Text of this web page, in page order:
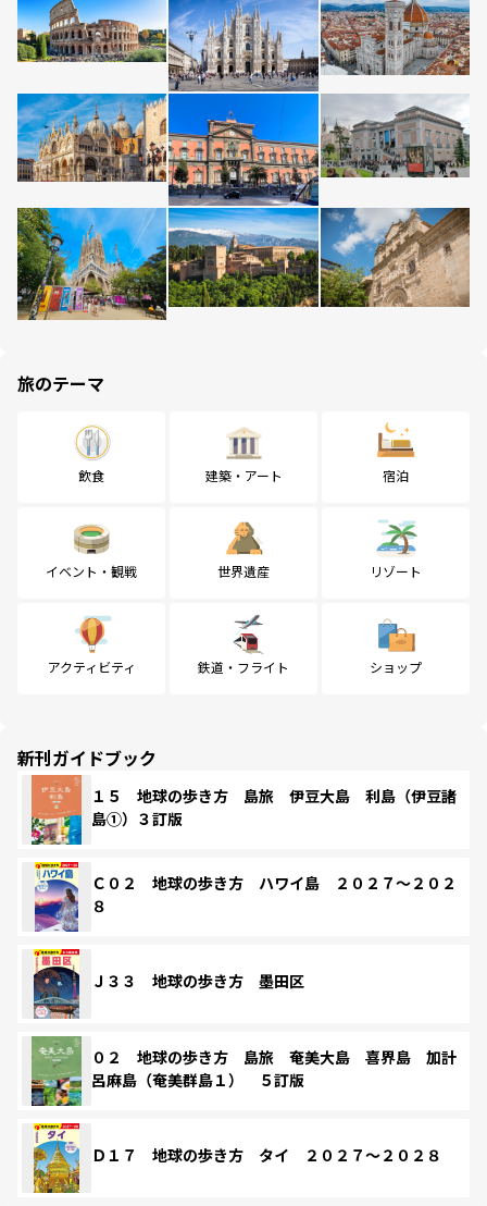
旅のテーマ
飲食 建築・アート 宿泊
イベント・観戦 世界遺産 リゾート
アクティビティ 鉄道・フライト ショップ
新刊ガイドブック
１５ 地球の歩き方 島旅 伊豆大島 利島（伊豆諸
島①）３訂版
Ｃ０２ 地球の歩き方 ハワイ島 ２０２７～２０２
８
Ｊ３３ 地球の歩き方 墨田区
０２ 地球の歩き方 島旅 奄美大島 喜界島 加計
呂麻島（奄美群島１） ５訂版
Ｄ１７ 地球の歩き方 タイ ２０２７～２０２８